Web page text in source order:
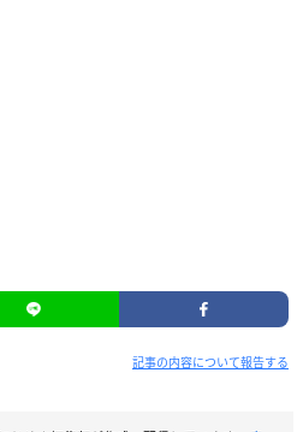
記事の内容について報告する